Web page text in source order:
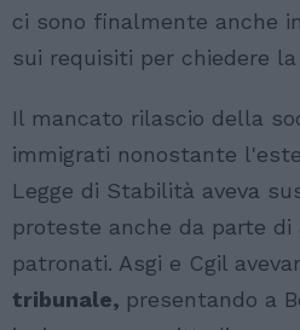
ci sono finalmente anche
sui requisiti per chiedere
Il mancato rilascio della
immigrati nonostante
Legge di Stabilità aveva
proteste anche da parte di
patronati. Asgi e Cgil
tribunale, presentando a